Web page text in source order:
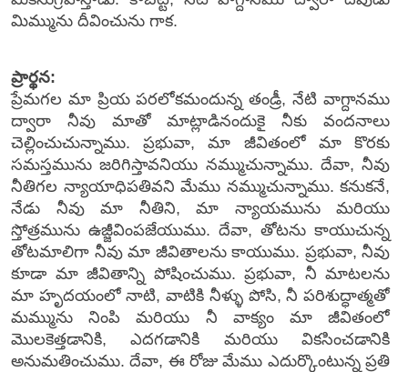
మిమ్మును దీవించును గాక.
ప్రార్థన:
ప్రేమగల మా ప్రియ పరలోకమందున్న తండ్రీ, నేటి వాగ్దానము
ద్వారా నీవు మాతో మాట్లాడినందుకై నీకు వందనాలు
చెల్లించుచున్నాము. ప్రభువా, మా జీవితంలో మా కొరకు
సమస్తమును జరిగిస్తావనియు నమ్ముచున్నాము. దేవా, నీవు
నీతిగల న్యాయాధిపతివని మేము నమ్ముచున్నాము. కనుకనే,
నేడు నీవు మా నీతిని, మా న్యాయమును మరియు
స్తోత్రమును ఉజ్జీవింపజేయుము. దేవా, తోటను కాయుచున్న
తోటమాలిగా నీవు మా జీవితాలను కాయుము. ప్రభువా, నీవు
కూడా మా జీవితాన్ని పోషించుము. ప్రభువా, నీ మాటలను
మా హృదయంలో నాటి, వాటికి నీళ్ళు పోసి, నీ పరిశుద్ధాత్మతో
మమ్మును నింపి మరియు నీ వాక్యం మా జీవితంలో
మొలకెత్తడానికి, ఎదగడానికి మరియు వికసించడానికి
అనుమతించుము. దేవా, ఈ రోజు మేము ఎదుర్కొంటున్న ప్రతి